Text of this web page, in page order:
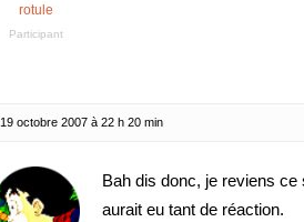
rotule
Participant
19 octobre 2007 à 22 h 20 min
Bah dis donc, je reviens ce
aurait eu tant de réaction.